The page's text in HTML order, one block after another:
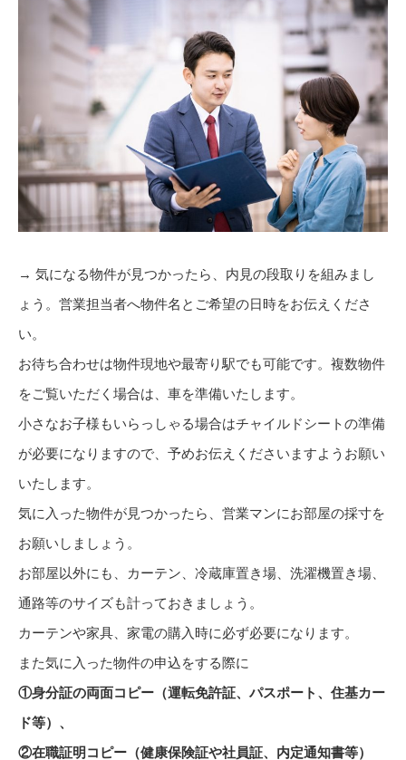
→ 気になる物件が見つかったら、内見の段取りを組みまし
ょう。営業担当者へ物件名とご希望の日時をお伝えくださ
い。
お待ち合わせは物件現地や最寄り駅でも可能です。複数物件
をご覧いただく場合は、車を準備いたします。
小さなお子様もいらっしゃる場合はチャイルドシートの準備
が必要になりますので、予めお伝えくださいますようお願い
いたします。
気に入った物件が見つかったら、営業マンにお部屋の採寸を
お願いしましょう。
お部屋以外にも、カーテン、冷蔵庫置き場、洗濯機置き場、
通路等のサイズも計っておきましょう。
カーテンや家具、家電の購入時に必ず必要になります。
また気に入った物件の申込をする際に
①身分証の両面コピー（運転免許証、パスポート、住基カー
ド等）、
②在職証明コピー（健康保険証や社員証、内定通知書等）